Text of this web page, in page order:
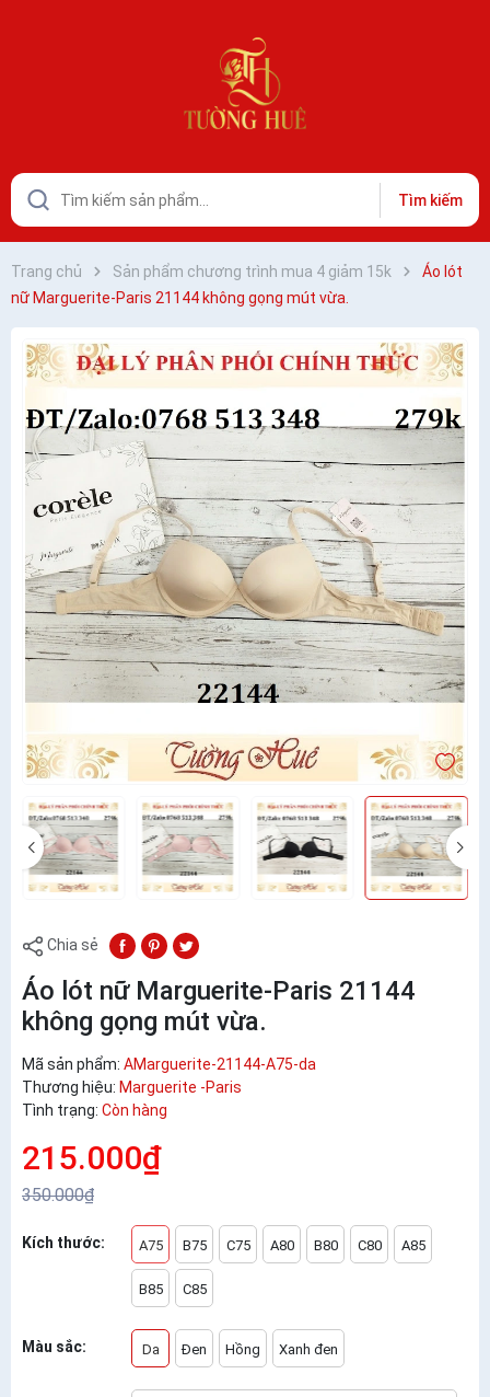
Tìm kiếm
Trang chủ Sản phẩm chương trình mua 4 giảm 15k
Áo lót
nữ Marguerite-Paris 21144 không gọng mút vừa.
Chia sẻ
Áo lót nữ Marguerite-Paris 21144
không gọng mút vừa.
Mã sản phẩm: AMarguerite-21144-A75-da
Thương hiệu: Marguerite -Paris
Tình trạng: Còn hàng
215.000₫
350.000₫
Kích thước: A75 B75 C75 A80 B80 C80 A85
B85 C85
Màu sắc: Da Đen Hồng Xanh đen